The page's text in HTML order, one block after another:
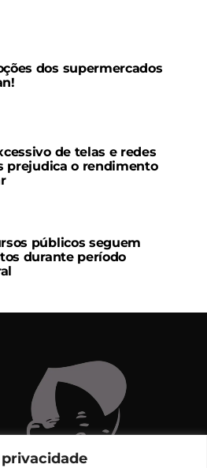
dos supermercados
de telas e redes
prejudica o rendimento
públicos seguem
durante período